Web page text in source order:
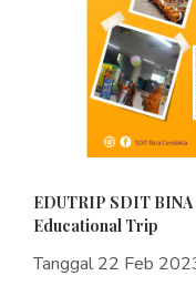
EDUTRIP SDIT
Educational Trip
Tanggal 22 Feb